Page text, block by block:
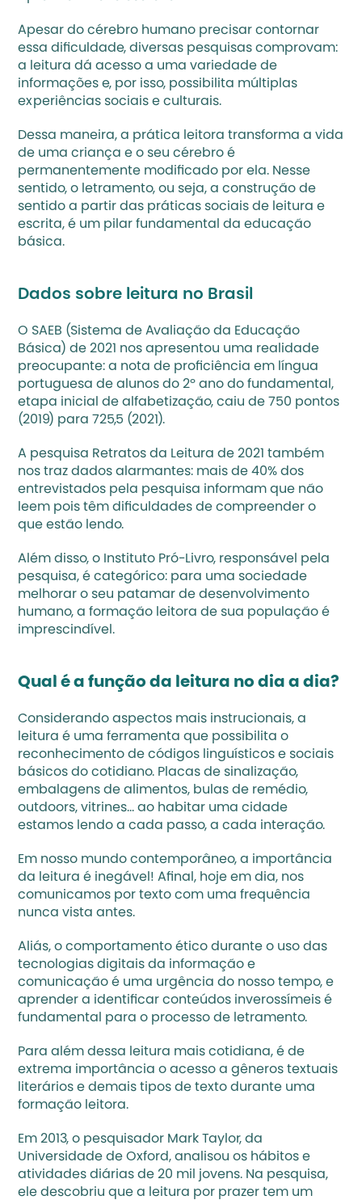
Apesar do cérebro humano precisar contornar
essa dificuldade, diversas pesquisas comprovam:
a leitura dá acesso a uma variedade de
informações e, por isso, possibilita múltiplas
experiências sociais e culturais.
Dessa maneira, a prática leitora transforma a vida
de uma criança e o seu cérebro é
permanentemente modificado por ela. Nesse
sentido, o letramento, ou seja, a construção de
sentido a partir das práticas sociais de leitura e
escrita, é um pilar fundamental da educação
básica.
Dados sobre leitura no Brasil
O SAEB (Sistema de Avaliação da Educação
Básica) de 2021 nos apresentou uma realidade
preocupante: a nota de proficiência em língua
portuguesa de alunos do 2º ano do fundamental,
etapa inicial de alfabetização, caiu de 750 pontos
(2019) para 725,5 (2021).
A pesquisa Retratos da Leitura de 2021 também
nos traz dados alarmantes: mais de 40% dos
entrevistados pela pesquisa informam que não
leem pois têm dificuldades de compreender o
que estão lendo.
Além disso, o Instituto Pró-Livro, responsável pela
pesquisa, é categórico: para uma sociedade
melhorar o seu patamar de desenvolvimento
humano, a formação leitora de sua população é
imprescindível.
Qual é a função da leitura no dia a dia?
Considerando aspectos mais instrucionais, a
leitura é uma ferramenta que possibilita o
reconhecimento de códigos linguísticos e sociais
básicos do cotidiano. Placas de sinalização,
embalagens de alimentos, bulas de remédio,
outdoors, vitrines… ao habitar uma cidade
estamos lendo a cada passo, a cada interação.
Em nosso mundo contemporâneo, a importância
da leitura é inegável! Afinal, hoje em dia, nos
comunicamos por texto com uma frequência
nunca vista antes.
Aliás, o comportamento ético durante o uso das
tecnologias digitais da informação e
comunicação é uma urgência do nosso tempo, e
aprender a identificar conteúdos inverossímeis é
fundamental para o processo de letramento.
Para além dessa leitura mais cotidiana, é de
extrema importância o acesso a gêneros textuais
literários e demais tipos de texto durante uma
formação leitora.
Em 2013, o pesquisador Mark Taylor, da
Universidade de Oxford, analisou os hábitos e
atividades diárias de 20 mil jovens. Na pesquisa,
ele descobriu que a leitura por prazer tem um